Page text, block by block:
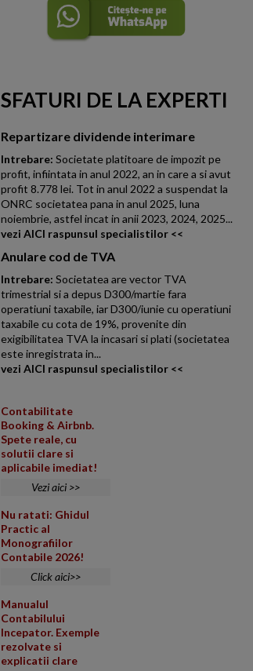
NOUTATI
din Codul
Fiscal
SFATURI DE LA EXPERTI
Repartizare dividende interimare
Intrebare: Societate platitoare de impozit pe
profit, infiintata in anul 2022, an in care a si avut
profit 8.778 lei. Tot in anul 2022 a suspendat la
ONRC societatea pana in anul 2025, luna
noiembrie, astfel incat in anii 2023, 2024, 2025...
vezi AICI raspunsul specialistilor <<
Anulare cod de TVA
Intrebare: Societatea are vector TVA
trimestrial si a depus D300/martie fara
operatiuni taxabile, iar D300/iunie cu operatiuni
taxabile cu cota de 19%, provenite din
exigibilitatea TVA la incasari si plati (societatea
este inregistrata in...
vezi AICI raspunsul specialistilor <<
Contabilitate
Booking & Airbnb.
Spete reale, cu
solutii clare si
aplicabile imediat!
Vezi aici >>
Nu ratati: Ghidul
Practic al
Monografiilor
Contabile 2026!
Click aici>>
Manualul
Contabilului
Incepator. Exemple
rezolvate si
explicatii clare